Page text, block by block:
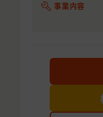
事業内容